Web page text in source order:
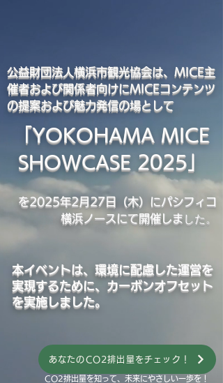
公益財団法人横浜市観光協会は、MICE主
催者および関係者向けにMICEコンテンツ
の提案および魅力発信の場として
「YOKOHAMA MICE
SHOWCASE 2025」
を2025年2月27日（木）にパシフィコ
横浜ノースにて開催しました。
本イベントは、環境に配慮した運営を
実現するために、カーボンオフセット
を実施しました。
あなたのCO2排出量をチェック！
CO2排出量を知って、未来にやさしい一歩を！